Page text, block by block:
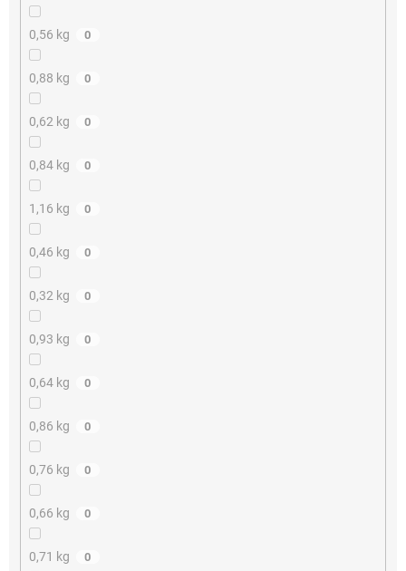
0,56 kg 0
0,88 kg 0
0,62 kg 0
0,84 kg 0
1,16 kg 0
0,46 kg 0
0,32 kg 0
0,93 kg 0
0,64 kg 0
0,86 kg 0
0,76 kg 0
0,66 kg 0
0,71 kg 0